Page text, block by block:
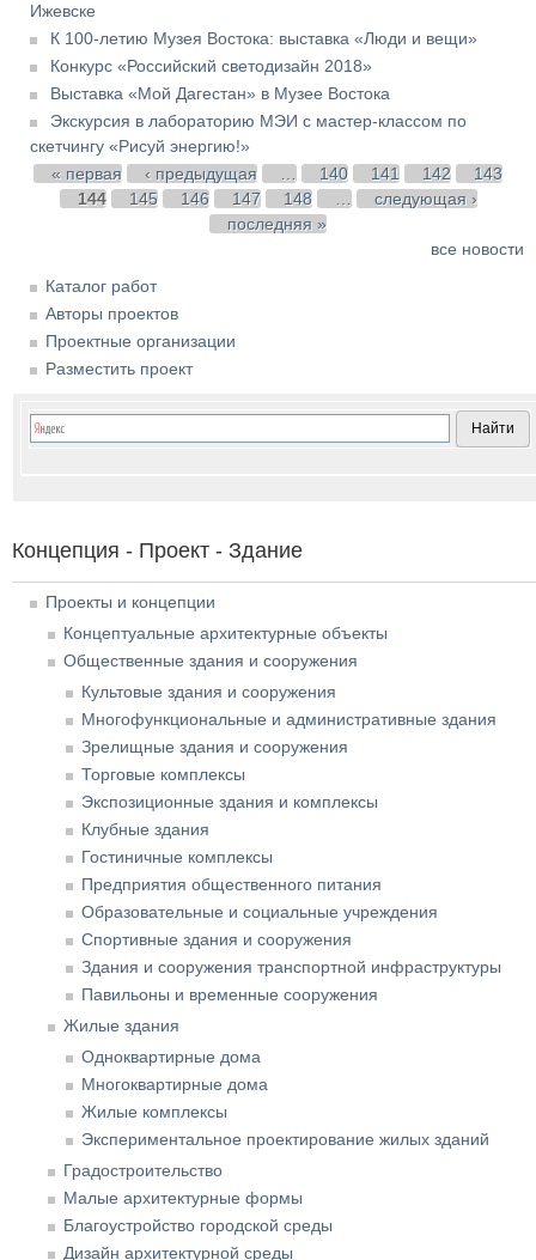
Ижевске
К 100-летию Музея Востока: выставка «Люди и вещи»
Конкурс «Российский светодизайн 2018»
Выставка «Мой Дагестан» в Музее Востока
Экскурсия в лабораторию МЭИ с мастер-классом по
скетчингу «Рисуй энергию!»
Страницы
« первая ‹ предыдущая … 140 141 142
143
144
145 146 147 148 …
следующая ›
последняя »
все новости
Каталог работ
Авторы проектов
Проектные организации
Разместить проект
Концепция - Проект - Здание
Проекты и концепции
Концептуальные архитектурные объекты
Общественные здания и сооружения
Культовые здания и сооружения
Многофункциональные и административные здания
Зрелищные здания и сооружения
Торговые комплексы
Экспозиционные здания и комплексы
Клубные здания
Гостиничные комплексы
Предприятия общественного питания
Образовательные и социальные учреждения
Спортивные здания и сооружения
Здания и сооружения транспортной инфраструктуры
Павильоны и временные сооружения
Жилые здания
Одноквартирные дома
Многоквартирные дома
Жилые комплексы
Экспериментальное проектирование жилых зданий
Градостроительство
Малые архитектурные формы
Благоустройство городской среды
Дизайн архитектурной среды